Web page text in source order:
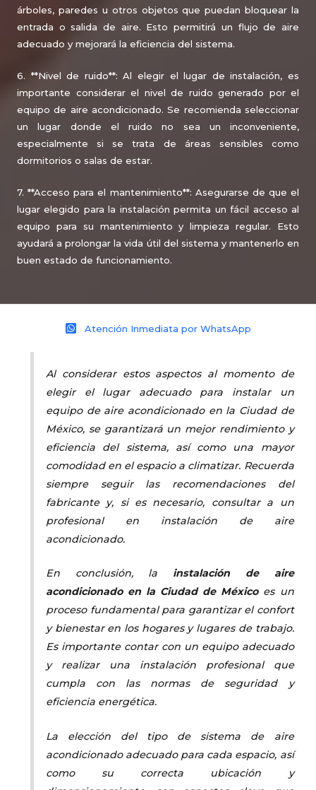
árboles, paredes u otros objetos que puedan bloquear la
entrada o salida de aire. Esto permitirá un flujo de aire
adecuado y mejorará la eficiencia del sistema.
6. **Nivel de ruido**: Al elegir el lugar de instalación, es
importante considerar el nivel de ruido generado por el
equipo de aire acondicionado. Se recomienda seleccionar
un lugar donde el ruido no sea un inconveniente,
especialmente si se trata de áreas sensibles como
dormitorios o salas de estar.
7. **Acceso para el mantenimiento**: Asegurarse de que el
lugar elegido para la instalación permita un fácil acceso al
equipo para su mantenimiento y limpieza regular. Esto
ayudará a prolongar la vida útil del sistema y mantenerlo en
buen estado de funcionamiento.
Atención Inmediata por WhatsApp
Al considerar estos aspectos al momento de
elegir el lugar adecuado para instalar un
equipo de aire acondicionado en la Ciudad de
México, se garantizará un mejor rendimiento y
eficiencia del sistema, así como una mayor
comodidad en el espacio a climatizar. Recuerda
siempre seguir las recomendaciones del
fabricante y, si es necesario, consultar a un
profesional en instalación de aire
acondicionado.
En conclusión, la instalación de aire
acondicionado en la Ciudad de Méxicoes un
proceso fundamental para garantizar el confort
y bienestar en los hogares y lugares de trabajo.
Es importante contar con un equipo adecuado
y realizar una instalación profesional que
cumpla con las normas de seguridad y
eficiencia energética.
La elección del tipo de sistema de aire
acondicionado adecuado para cada espacio, así
como su correcta ubicación y